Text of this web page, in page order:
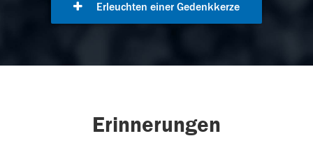
Erleuchten einer Gedenkkerze
Erinnerungen